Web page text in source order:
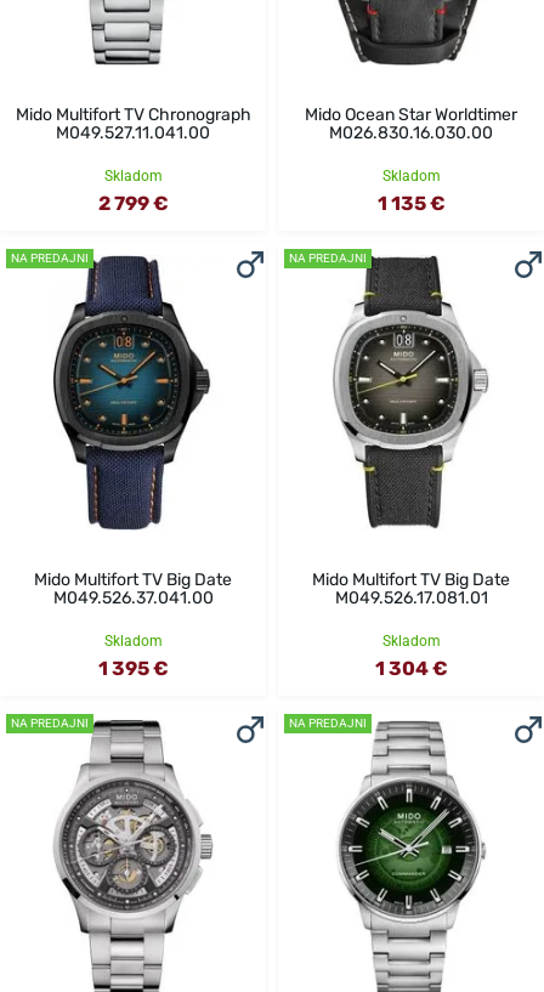
Mido Multifort TV Chronograph
M049.527.11.041.00
Skladom
2 799 €
Mido Ocean Star Worldtimer
M026.830.16.030.00
Skladom
1 135 €
NA PREDAJNI
Mido Multifort TV Big Date
M049.526.37.041.00
Skladom
1 395 €
NA PREDAJNI
Mido Multifort TV Big Date
M049.526.17.081.01
Skladom
1 304 €
NA PREDAJNI NA PREDAJNI